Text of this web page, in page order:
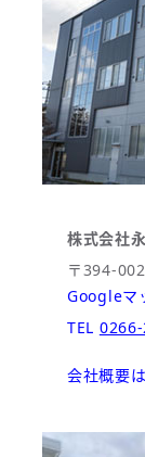
株式会社
〒394-
Googleマ
TEL
会社概要